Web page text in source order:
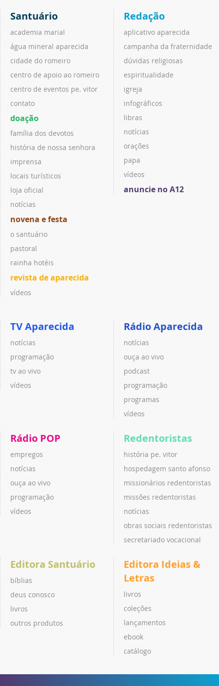
Santuário
academia marial
água mineral aparecida
cidade do romeiro
centro de apoio ao romeiro
centro de eventos pe. vitor
contato
doação
família dos devotos
história de nossa senhora
imprensa
locais turísticos
loja oficial
notícias
novena e festa
o santuário
pastoral
rainha hotéis
revista de aparecida
vídeos
Redação
aplicativo aparecida
campanha da fraternidade
dúvidas religiosas
espiritualidade
igreja
infográficos
libras
notícias
orações
papa
vídeos
anuncie no A12
TV Aparecida
notícias
programação
tv ao vivo
vídeos
Rádio Aparecida
notícias
ouça ao vivo
podcast
programação
programas
vídeos
Rádio POP
empregos
notícias
ouça ao vivo
programação
vídeos
Redentoristas
história pe. vitor
hospedagem santo afonso
missionários redentoristas
missões redentoristas
notícias
obras sociais redentoristas
secretariado vocacional
Editora Santuário
bíblias
deus conosco
livros
outros produtos
Editora Ideias &
Letras
livros
coleções
lançamentos
ebook
catálogo